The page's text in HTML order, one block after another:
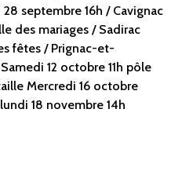
septembre 16h / Cavignac
des mariages / Sadirac
fêtes / Prignac-et-
12 octobre 11h pôle
Mercredi 16 octobre
18 novembre 14h